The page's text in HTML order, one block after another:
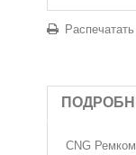
Распечатать
CNG